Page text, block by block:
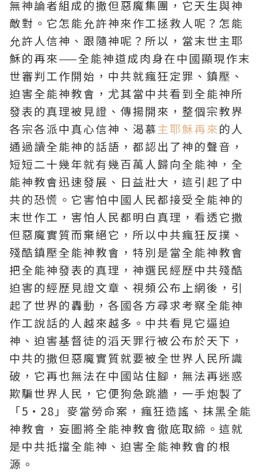
無神論者組成的撒但惡魔集團，它天生與神
敵對。它怎能允許神來作工拯救人呢？怎能
允許人信神、跟隨神呢？所以，當末世主耶
穌的再來——全能神道成肉身在中國顯現作末
世審判工作開始，中共就瘋狂定罪、鎮壓、
迫害全能神教會，尤其當中共看到全能神所
發表的真理被見證、傳揚開來，整個宗教界
各宗各派中真心信神、渴慕主耶穌再來的人
通過讀全能神的話語，都認出了神的聲音，
短短二十幾年就有幾百萬人歸向全能神，全
能神教會迅速發展、日益壯大，這引起了中
共的恐慌。它害怕中國人民都接受全能神的
末世作工，害怕人民都明白真理，看透它撒
但惡魔實質而棄絕它，所以中共瘋狂反撲、
殘酷鎮壓全能神教會，特別是當全能神教會
把全能神發表的真理，神選民經歷中共殘酷
迫害的經歷見證文章、視頻公布上網後，引
起了世界的轟動，各國各方尋求考察全能神
作工說話的人越來越多。中共看見它逼迫
神、迫害基督徒的滔天罪行被公布於天下，
中共的撒但惡魔實質就要被全世界人民所識
破，它再也無法在中國站住腳，無法再迷惑
欺騙世界人民，它便狗急跳牆，一手炮製了
「5·28」麥當勞命案，瘋狂造謠、抹黑全能
神教會，妄圖將全能神教會徹底取締。這就
是中共抵擋全能神、迫害全能神教會的根
源。